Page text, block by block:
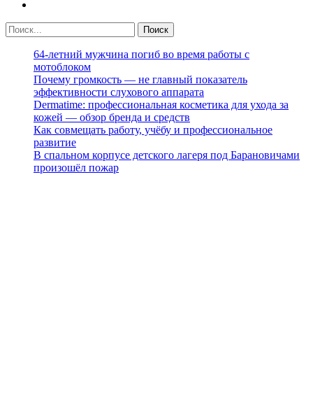
64-летний мужчина погиб во время работы с
мотоблоком
Почему громкость — не главный показатель
эффективности слухового аппарата
Dermatime: профессиональная косметика для ухода за
кожей — обзор бренда и средств
Как совмещать работу, учёбу и профессиональное
развитие
В спальном корпусе детского лагеря под Барановичами
произошёл пожар